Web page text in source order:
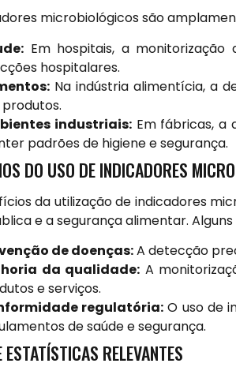
microbiológicos são
Em hospitais, a
hospitalares.
Na indústria alimentícia, a
industriais:Em fábricas, a
padrões de higiene e segurança.
DO USO DE INDICADORES
da utilização de indicadores
e a segurança alimentar.
de doenças:A detecção
da qualidade: A
e serviços.
regulatória: O uso de
de saúde e segurança.
ESTATÍSTICAS RELEVANTES